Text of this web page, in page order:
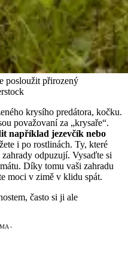
posloužit přirozený
krysího predátora, kočku.
považovaní za „krysaře“.
například jezevčík nebo
i po rostlinách. Ty, které
odpuzují. Vysaďte si
Díky tomu vaši zahradu
moci v zimě v klidu spát.
často si ji ale